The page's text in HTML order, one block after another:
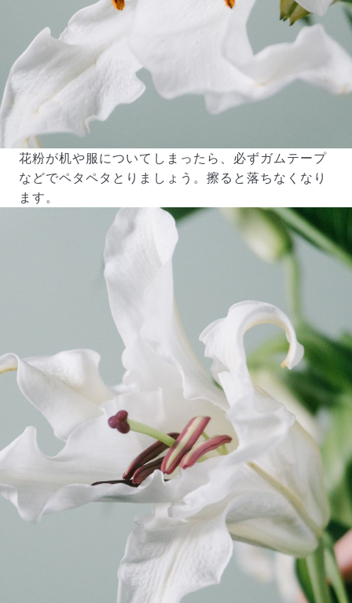
花粉が机や服についてしまったら、必ずガムテープ
などでペタペタとりましょう。擦ると落ちなくなり
ます。